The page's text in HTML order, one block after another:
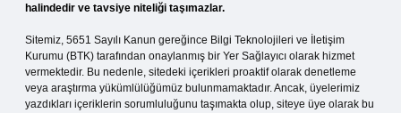
halindedir ve tavsiye niteliği taşımazlar.
Sitemiz, 5651 Sayılı Kanun gereğince Bilgi Teknolojileri ve İletişim
Kurumu (BTK) tarafından onaylanmış bir Yer Sağlayıcı olarak hizmet
vermektedir. Bu nedenle, sitedeki içerikleri proaktif olarak denetleme
veya araştırma yükümlülüğümüz bulunmamaktadır. Ancak, üyelerimiz
yazdıkları içeriklerin sorumluluğunu taşımakta olup, siteye üye olarak bu